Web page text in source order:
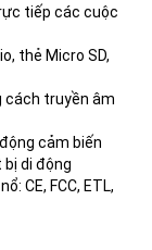
tiếp các cuộc
thẻ Micro SD,
cách truyền âm
cảm biến
di động
CE, FCC, ETL,